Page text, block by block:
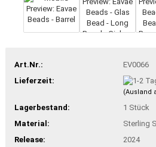
Art.Nr.:
EV0066
Lieferzeit:
(Ausland
Lagerbestand: 1 Stück
Material:
Sterling
Release:
2024